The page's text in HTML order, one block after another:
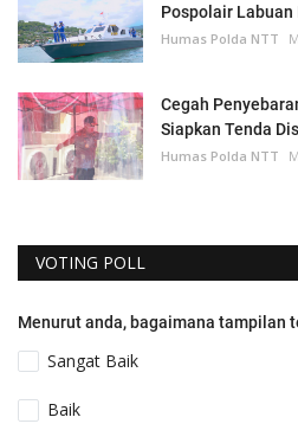
Pospolair Labuan
Humas Polda NTT
Cegah
Siapkan Tenda
Humas Polda NTT
VOTING POLL
Menurut anda, bagaimana tampilan
Sangat Baik
Baik